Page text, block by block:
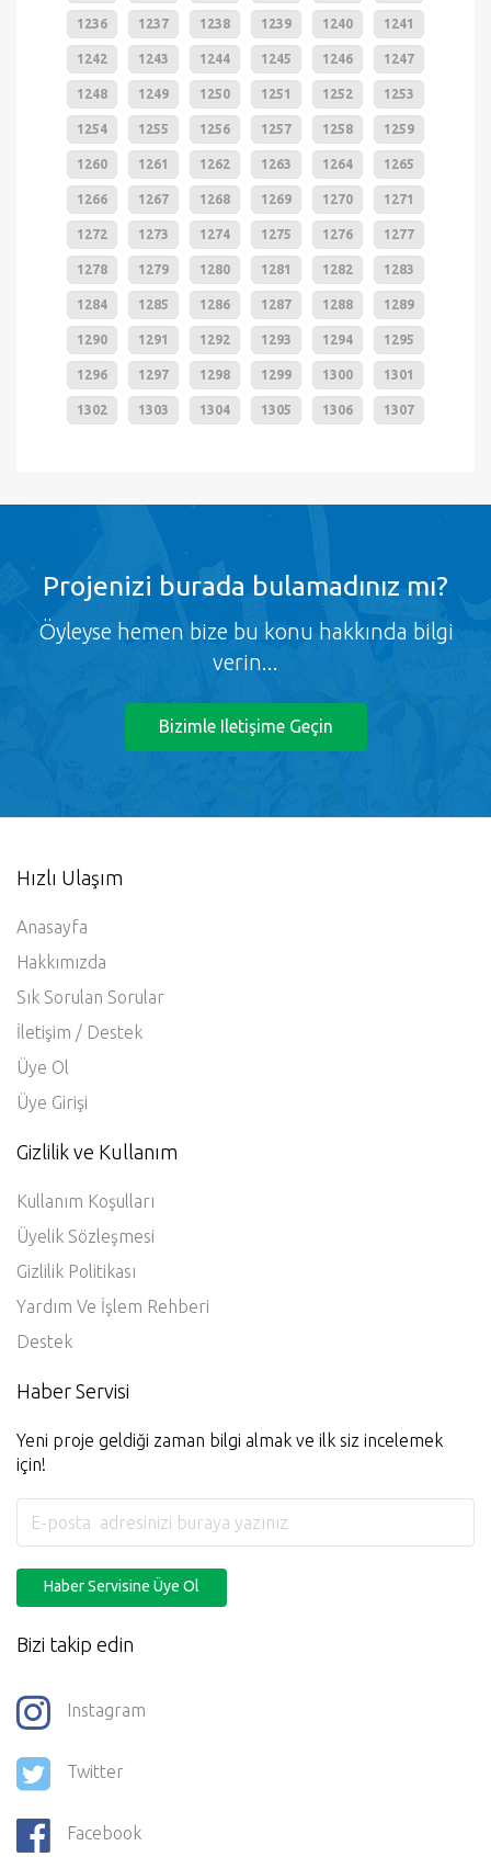
1236 1237 1238 1239 1240 1241
1242 1243 1244 1245 1246 1247
1248 1249 1250 1251 1252 1253
1254 1255 1256 1257 1258 1259
1260 1261 1262 1263 1264 1265
1266 1267 1268 1269 1270 1271
1272 1273 1274 1275 1276 1277
1278 1279 1280 1281 1282 1283
1284 1285 1286 1287 1288 1289
1290 1291 1292 1293 1294 1295
1296 1297 1298 1299 1300 1301
1302 1303 1304 1305 1306 1307
Projenizi burada bulamadınız mı?
Öyleyse hemen bize bu konu hakkında bilgi
verin...
Bizimle Iletişime Geçin
Hızlı Ulaşım
Anasayfa
Hakkımızda
Sık Sorulan Sorular
İletişim / Destek
Üye Ol
Üye Girişi
Gizlilik ve Kullanım
Kullanım Koşulları
Üyelik Sözleşmesi
Gizlilik Politikası
Yardım Ve İşlem Rehberi
Destek
Haber Servisi
Yeni proje geldiği zaman bilgi almak ve ilk siz incelemek
için!
Haber Servisine Üye Ol
Bizi takip edin
Instagram
Twitter
Facebook